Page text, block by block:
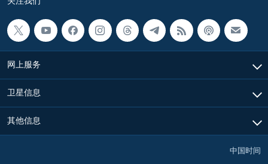
网上服务
卫星信息
其他信息
中国时间